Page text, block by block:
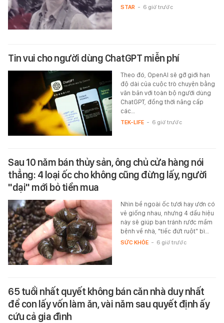
STAR - 6 giờ trước
Tin vui cho người dùng ChatGPT miễn phí
Theo đó, OpenAI sẽ gỡ giới hạn
độ dài của cuộc trò chuyện bằng
văn bản với toàn bộ người dùng
ChatGPT, đồng thời nâng cấp
các…
TEK-LIFE - 6 giờ trước
Sau 10 năm bán thủy sản, ông chủ cửa hàng nói
thẳng: 4 loại ốc cho không cũng đừng lấy, người
"dại" mới bỏ tiền mua
Nhìn bề ngoài ốc tươi hay ươn có
vẻ giống nhau, nhưng 4 dấu hiệu
này sẽ giúp bạn tránh rước mầm
bệnh về nhà, "tiếc đứt ruột" bì…
SỨC KHỎE - 6 giờ trước
65 tuổi nhất quyết không bán căn nhà duy nhất
để con lấy vốn làm ăn, vài năm sau quyết định ấy
cứu cả gia đình